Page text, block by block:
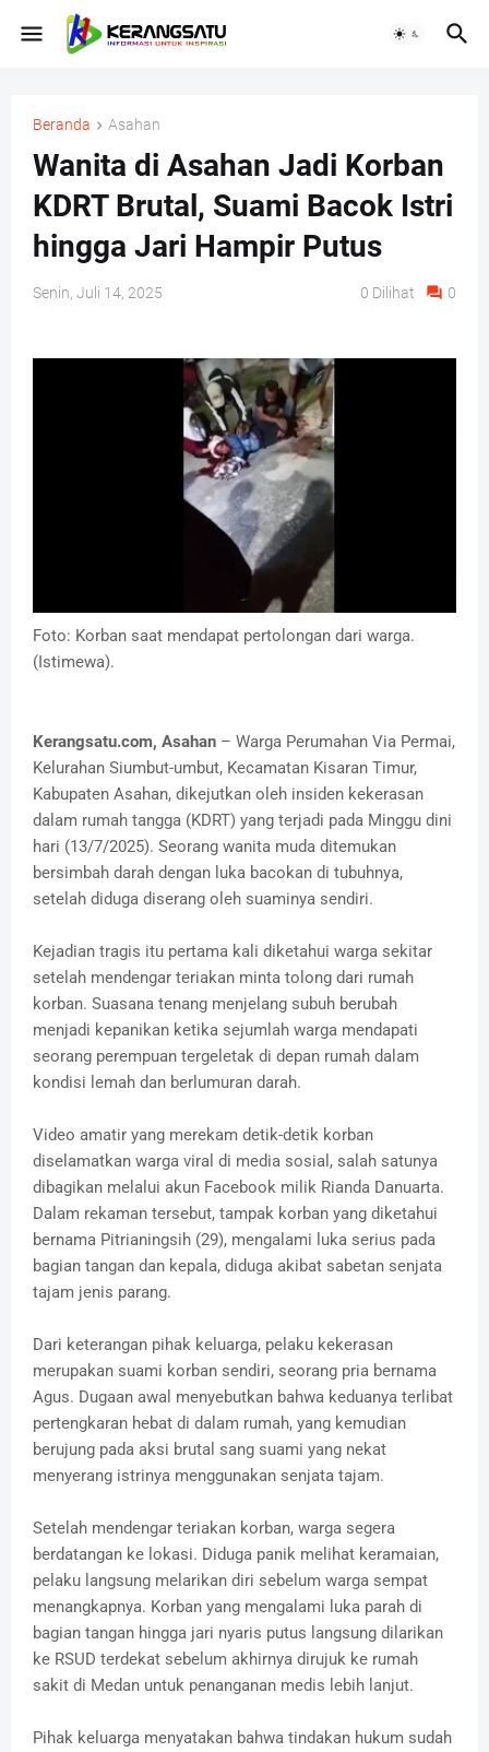
Beranda Asahan
Wanita di Asahan Jadi Korban
KDRT Brutal, Suami Bacok Istri
hingga Jari Hampir Putus
Senin, Juli 14, 2025 0 Dilihat 0
Foto: Korban saat mendapat pertolongan dari warga.
(Istimewa).
Kerangsatu.com, Asahan – Warga Perumahan Via Permai,
Kelurahan Siumbut-umbut, Kecamatan Kisaran Timur,
Kabupaten Asahan, dikejutkan oleh insiden kekerasan
dalam rumah tangga (KDRT) yang terjadi pada Minggu dini
hari (13/7/2025). Seorang wanita muda ditemukan
bersimbah darah dengan luka bacokan di tubuhnya,
setelah diduga diserang oleh suaminya sendiri.
Kejadian tragis itu pertama kali diketahui warga sekitar
setelah mendengar teriakan minta tolong dari rumah
korban. Suasana tenang menjelang subuh berubah
menjadi kepanikan ketika sejumlah warga mendapati
seorang perempuan tergeletak di depan rumah dalam
kondisi lemah dan berlumuran darah.
Video amatir yang merekam detik-detik korban
diselamatkan warga viral di media sosial, salah satunya
dibagikan melalui akun Facebook milik Rianda Danuarta.
Dalam rekaman tersebut, tampak korban yang diketahui
bernama Pitrianingsih (29), mengalami luka serius pada
bagian tangan dan kepala, diduga akibat sabetan senjata
tajam jenis parang.
Dari keterangan pihak keluarga, pelaku kekerasan
merupakan suami korban sendiri, seorang pria bernama
Agus. Dugaan awal menyebutkan bahwa keduanya terlibat
pertengkaran hebat di dalam rumah, yang kemudian
berujung pada aksi brutal sang suami yang nekat
menyerang istrinya menggunakan senjata tajam.
Setelah mendengar teriakan korban, warga segera
berdatangan ke lokasi. Diduga panik melihat keramaian,
pelaku langsung melarikan diri sebelum warga sempat
menangkapnya. Korban yang mengalami luka parah di
bagian tangan hingga jari nyaris putus langsung dilarikan
ke RSUD terdekat sebelum akhirnya dirujuk ke rumah
sakit di Medan untuk penanganan medis lebih lanjut.
Pihak keluarga menyatakan bahwa tindakan hukum sudah